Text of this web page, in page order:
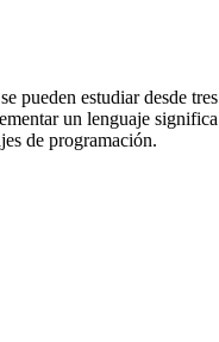
pueden estudiar desde
un lenguaje
de programación.